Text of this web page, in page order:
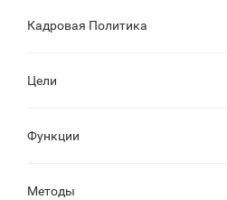
Кадровая Политика
Цели
Функции
Методы